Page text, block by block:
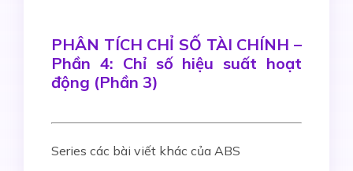
PHÂN TÍCH CHỈ SỐ TÀI CHÍNH –
Phần 4: Chỉ số hiệu suất hoạt
động (Phần 3)
Series các bài viết khác của ABS